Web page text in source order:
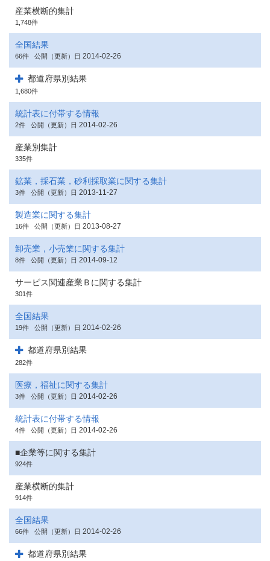
産業横断的集計
1,748件
全国結果
66件 公開（更新）日 2014-02-26
都道府県別結果
1,680件
統計表に付帯する情報
2件 公開（更新）日 2014-02-26
産業別集計
335件
鉱業，採石業，砂利採取業に関する集計
3件 公開（更新）日 2013-11-27
製造業に関する集計
16件 公開（更新）日 2013-08-27
卸売業，小売業に関する集計
8件 公開（更新）日 2014-09-12
サービス関連産業Ｂに関する集計
301件
全国結果
19件 公開（更新）日 2014-02-26
都道府県別結果
282件
医療，福祉に関する集計
3件 公開（更新）日 2014-02-26
統計表に付帯する情報
4件 公開（更新）日 2014-02-26
■企業等に関する集計
924件
産業横断的集計
914件
全国結果
66件 公開（更新）日 2014-02-26
都道府県別結果